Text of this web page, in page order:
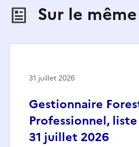
Sur le
Gestionnaire
Professionnel,
31 juillet 2026
31 juillet 2026